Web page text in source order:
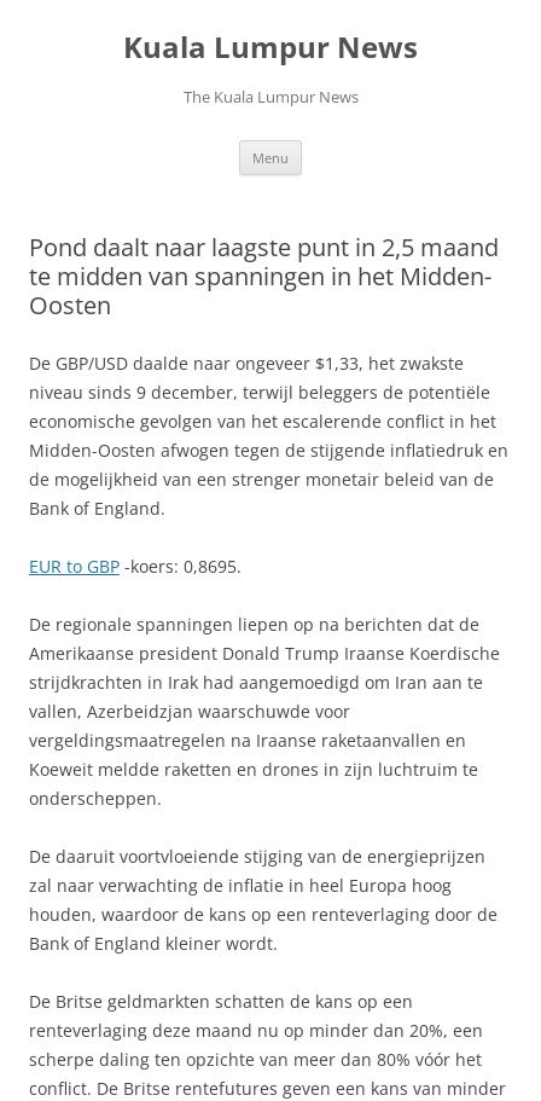
Kuala Lumpur News
The Kuala Lumpur News
Menu
Pond daalt naar laagste punt in 2,5 maand
te midden van spanningen in het Midden-
Oosten
De GBP/USD daalde naar ongeveer $1,33, het zwakste
niveau sinds 9 december, terwijl beleggers de potentiële
economische gevolgen van het escalerende conflict in het
Midden-Oosten afwogen tegen de stijgende inflatiedruk en
de mogelijkheid van een strenger monetair beleid van de
Bank of England.
EUR to GBP -koers: 0,8695.
De regionale spanningen liepen op na berichten dat de
Amerikaanse president Donald Trump Iraanse Koerdische
strijdkrachten in Irak had aangemoedigd om Iran aan te
vallen, Azerbeidzjan waarschuwde voor
vergeldingsmaatregelen na Iraanse raketaanvallen en
Koeweit meldde raketten en drones in zijn luchtruim te
onderscheppen.
De daaruit voortvloeiende stijging van de energieprijzen
zal naar verwachting de inflatie in heel Europa hoog
houden, waardoor de kans op een renteverlaging door de
Bank of England kleiner wordt.
De Britse geldmarkten schatten de kans op een
renteverlaging deze maand nu op minder dan 20%, een
scherpe daling ten opzichte van meer dan 80% vóór het
conflict. De Britse rentefutures geven een kans van minder